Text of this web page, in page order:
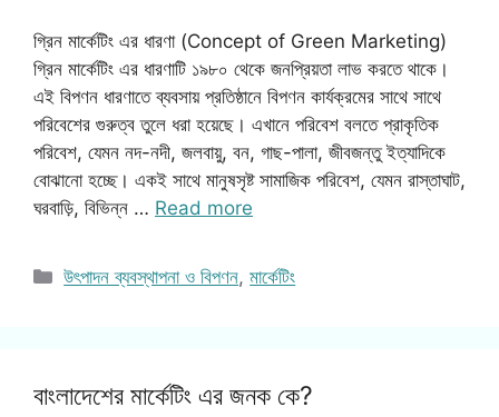
গ্রিন মার্কেটিং এর ধারণা (Concept of Green Marketing)
গ্রিন মার্কেটিং এর ধারণাটি ১৯৮০ থেকে জনপ্রিয়তা লাভ করতে থাকে।
এই বিপণন ধারণাতে ব্যবসায় প্রতিষ্ঠানে বিপণন কার্যক্রমের সাথে সাথে
পরিবেশের গুরুত্ব তুলে ধরা হয়েছে। এখানে পরিবেশ বলতে প্রাকৃতিক
পরিবেশ, যেমন নদ-নদী, জলবায়ু, বন, গাছ-পালা, জীবজন্তু ইত্যাদিকে
বোঝানো হচ্ছে। একই সাথে মানুষসৃষ্ট সামাজিক পরিবেশ, যেমন রাস্তাঘাট,
ঘরবাড়ি, বিভিন্ন … Read more
Categories
উৎপাদন ব্যবস্থাপনা ও বিপণন,মার্কেটিং
বাংলাদেশের মার্কেটিং এর জনক কে?